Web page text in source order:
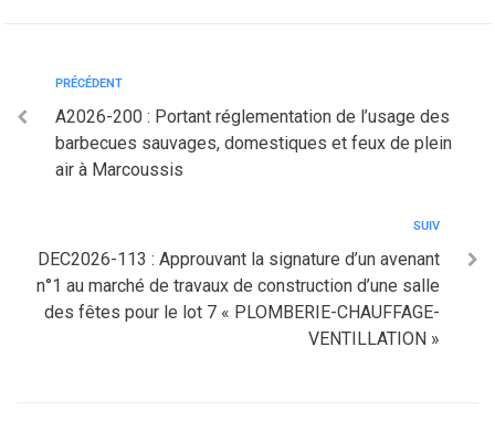
PRÉCÉDENT
A2026-200 : Portant réglementation de l’usage des
barbecues sauvages, domestiques et feux de plein
air à Marcoussis
SUIV
DEC2026-113 : Approuvant la signature d’un avenant
n°1 au marché de travaux de construction d’une salle
des fêtes pour le lot 7 « PLOMBERIE-CHAUFFAGE-
VENTILLATION »